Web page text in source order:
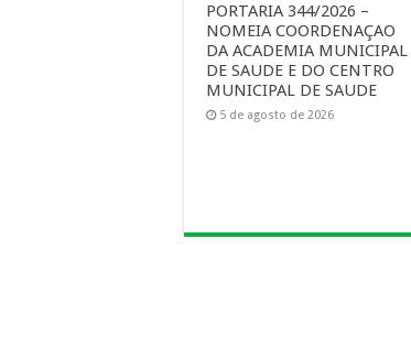
PORTARIA 344/2026 –
NOMEIA COORDENAÇAO
DA ACADEMIA MUNICIPAL
DE SAUDE E DO CENTRO
MUNICIPAL DE SAUDE
5 de agosto de 2026